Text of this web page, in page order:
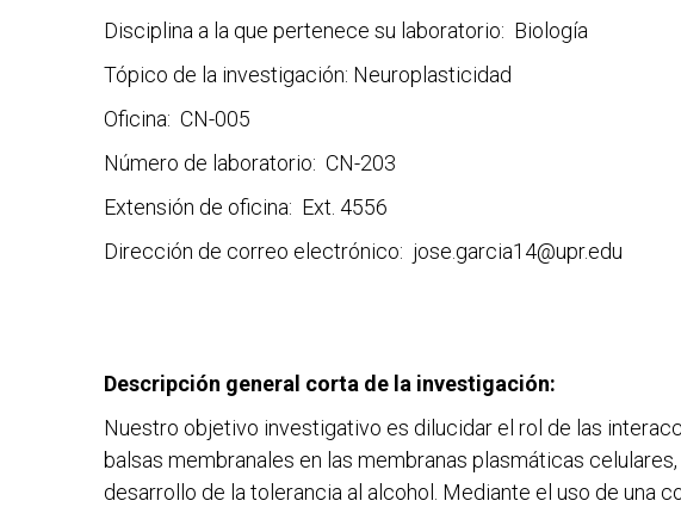
Disciplina a la que pertenece su laboratorio: Biología
Tópico de la investigación: Neuroplasticidad
Oficina: CN-005
Número de laboratorio: CN-203
Extensión de oficina: Ext. 4556
Dirección de correo electrónico: jose.garcia14@upr.edu
Descripción general corta de la investigación:
Nuestro objetivo investigativo es dilucidar el rol de las
balsas membranales en las membranas plasmáticas
desarrollo de la tolerancia al alcohol. Mediante el uso de una